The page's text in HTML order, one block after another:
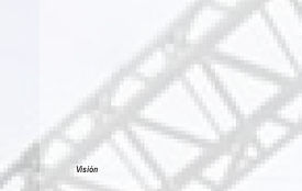
Visión